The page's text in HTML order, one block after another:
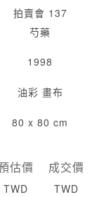
拍賣會 137
芍藥
1998
油彩 畫布
80 x 80 cm
估價
TWD
成交價
TWD